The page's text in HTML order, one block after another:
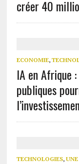
créer 40
ECONOMIE,
IA en Afrique
publiques
TECHNOLOGIES, UNE